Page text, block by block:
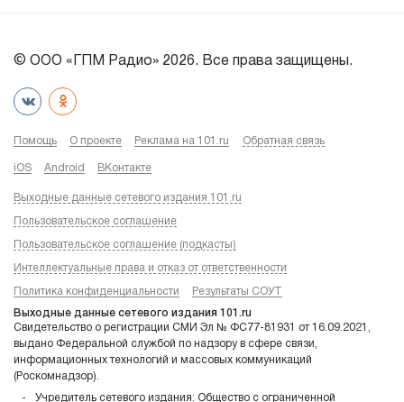
© ООО «ГПМ Радио» 2026. Все права защищены.
Помощь О проекте Реклама на 101.ru Обратная связь
iOS Android ВКонтакте
Выходные данные сетевого издания 101.ru
Пользовательское соглашение
Пользовательское соглашение (подкасты)
Интеллектуальные права и отказ от ответственности
Политика конфиденциальности Результаты СОУТ
Выходные данные сетевого издания 101.ru
Свидетельство о регистрации СМИ Эл № ФС77-81931 от 16.09.2021,
выдано Федеральной службой по надзору в сфере связи,
информационных технологий и массовых коммуникаций
(Роскомнадзор).
Учредитель сетевого издания: Общество с ограниченной